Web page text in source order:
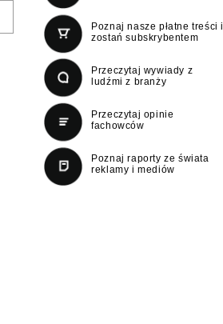
Poznaj nasze płatne treści i
zostań subskrybentem
Przeczytaj wywiady z
ludźmi z branży
Przeczytaj opinie
fachowców
Poznaj raporty ze świata
reklamy i mediów